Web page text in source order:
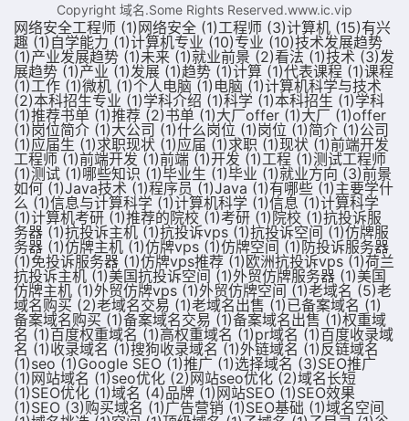
Copyright 域名.Some Rights Reserved.www.ic.vip
网络安全工程师 (1)网络安全 (1)工程师 (3)计算机 (15)有兴
趣 (1) 自学能力 (1)计算机专业 (10)专业 (10)技术发展趋势
(1)产业发展趋势 (1)未来 (1)就业前景 (2)看法 (1)技术 (3)发
展趋势 (1)产业 (1)发展 (1)趋势 (1)计算 (1)代表课程 (1)课程
(1)工作 (1)微机 (1)个人电脑 (1) 电脑 (1)计算机科学与技术
(2)本科招生专业 (1)学科介绍 (1)科学 (1)本科招生 (1)学科
(1)推荐书单 (1)推荐 (2)书单 (1)大厂offer (1)大厂 (1)offer
(1)岗位简介 (1)大公司 (1)什么岗位 (1)岗位 (1)简介 (1)公司
(1)应届生 (1)求职现状 (1)应届 (1)求职 (1)现状 (1)前端开发
工程师 (1)前端开发 (1)前端 (1)开发 (1)工程 (1)测试工程师
(1)测试 (1)哪些知识 (1)毕业生 (1)毕业 (1)就业方向 (3)前景
如何 (1)Java技术 (1)程序员 (1)Java (1)有哪些 (1)主要学什
么 (1)信息与计算科学 (1)计算机科学 (1)信息 (1)计算科学
(1)计算机考研 (1)推荐的院校 (1)考研 (1)院校 (1)抗投诉服
务器 (1)抗投诉主机 (1)抗投诉vps (1)抗投诉空间 (1)仿牌服
务器 (1)仿牌主机 (1)仿牌vps (1)仿牌空间 (1)防投诉服务器
(1)免投诉服务器 (1)仿牌vps推荐 (1)欧洲抗投诉vps (1)荷兰
抗投诉主机 (1)美国抗投诉空间 (1)外贸仿牌服务器 (1)美国
仿牌主机 (1)外贸仿牌vps (1)外贸仿牌空间 (1)老域名 (5)老
域名购买 (2)老域名交易 (1)老域名出售 (1)已备案域名 (1)
备案域名购买 (1)备案域名交易 (1)备案域名出售 (1)权重域
名 (1)百度权重域名 (1)高权重域名 (1)pr域名 (1)百度收录域
名 (1)收录域名 (1)搜狗收录域名 (1)外链域名 (1) 反链域名
(1)seo (1)Google SEO (1)推广 (1)选择域名 (3)SEO推广
(1)网站域名 (1)seo优化 (2)网站seo优化 (2)域名长短
(1)SEO优化 (1)域名 (4)品牌 (1)网站SEO (1)SEO效果
(1)SEO (3)购买域名 (1)广告营销 (1)SEO基础 (1)域名空间